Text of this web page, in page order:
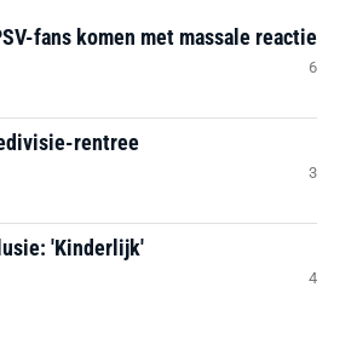
fans komen met massale reactie
6
rentree
3
'Kinderlijk'
4